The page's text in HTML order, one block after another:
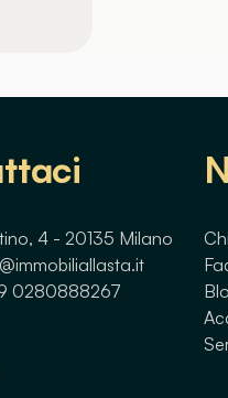
4 - 20135 Milano
0280888267